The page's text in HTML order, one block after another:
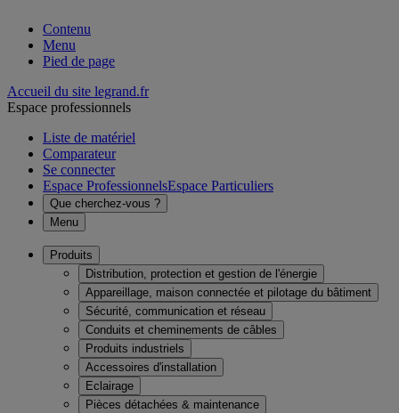
Contenu
Menu
Pied de page
Accueil du site legrand.fr
Espace professionnels
Liste de matériel
Comparateur
Se connecter
Espace ProfessionnelsEspace Particuliers
Que cherchez-vous ?
Menu
Produits
Distribution, protection et gestion de l'énergie
Appareillage, maison connectée et pilotage du bâtiment
Sécurité, communication et réseau
Conduits et cheminements de câbles
Produits industriels
Accessoires d'installation
Eclairage
Pièces détachées & maintenance